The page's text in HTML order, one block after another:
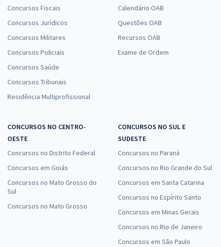
Concursos Fiscais
Concursos Jurídicos
Concursos Militares
Concursos Policiais
Concursos Saúde
Concursos Tribunais
Residência Multiprofissional
Calendário OAB
Questões OAB
Recursos OAB
Exame de Ordem
CONCURSOS NO CENTRO-
OESTE
Concursos no Distrito Federal
Concursos em Goiás
Concursos no Mato Grosso do
Sul
Concursos no Mato Grosso
CONCURSOS NO SUL E
SUDESTE
Concursos no Paraná
Concursos no Rio Grande do Sul
Concursos em Santa Catarina
Concursos no Espírito Santo
Concursos em Minas Gerais
Concursos no Rio de Janeiro
Concursos em São Paulo